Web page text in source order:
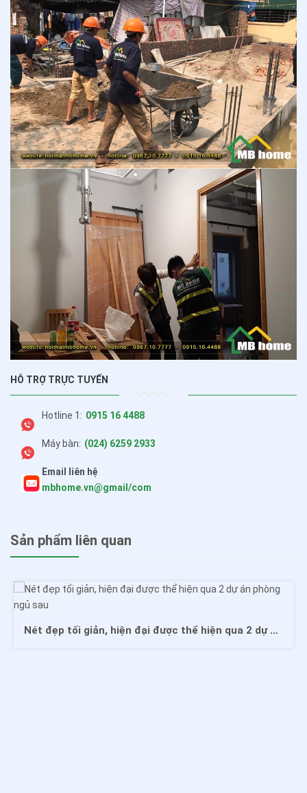
HỖ TRỢ TRỰC TUYẾN
Hotline 1: 0915 16 4488
Máy bàn: (024) 6259 2933
Email liên hệ
mbhome.vn@gmail/com
Sản phẩm liên quan
Nét đẹp tối giản, hiện đại được thể hiện qua 2 dự án phòng ngủ sau